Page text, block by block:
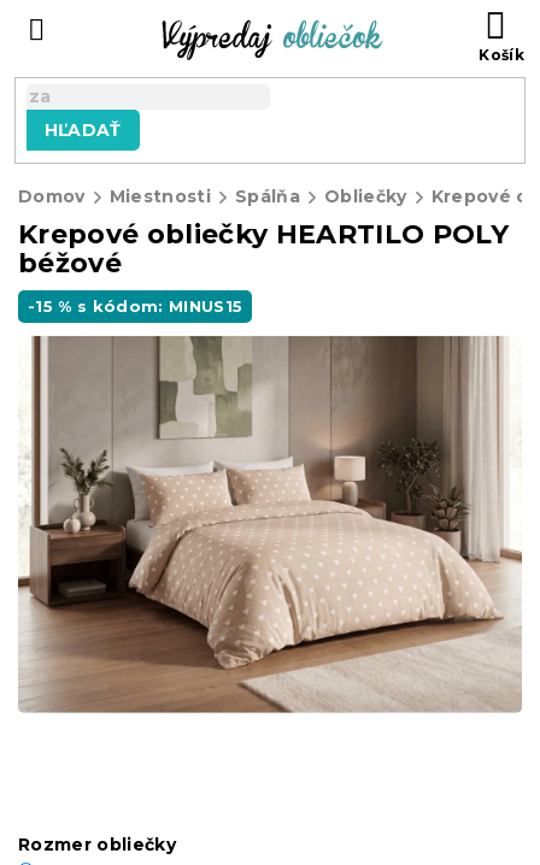
HĽADAŤ
Domov Miestnosti Spálňa Obliečky Krepové
Krepové obliečky HEARTILO POLY
béžové
-15 % s kódom: MINUS15
Rozmer obliečky